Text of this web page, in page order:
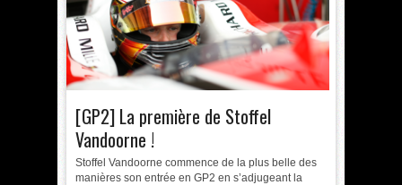
[GP2] La première de Stoffel
Vandoorne !
Stoffel Vandoorne commence de la plus belle des
manières son entrée en GP2 en s’adjugeant la